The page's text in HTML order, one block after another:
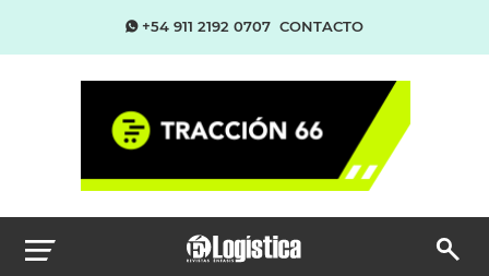
+54 911 2192 0707 CONTACTO